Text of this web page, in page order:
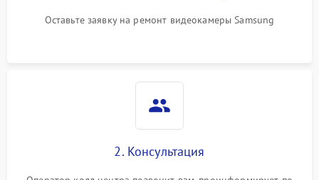
Оставьте заявку на ремонт видеокамеры Samsung
2. Консультация